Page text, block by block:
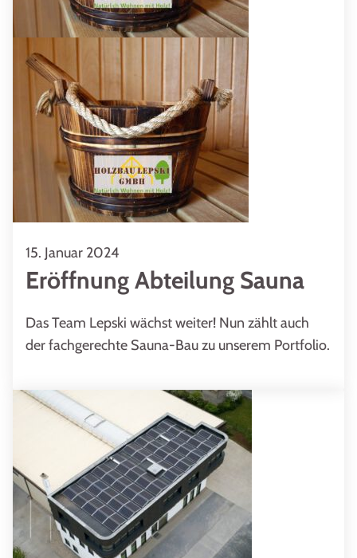
15. Januar 2024
Eröffnung Abteilung Sauna
Das Team Lepski wächst weiter! Nun zählt auch
der fachgerechte Sauna-Bau zu unserem Portfolio.